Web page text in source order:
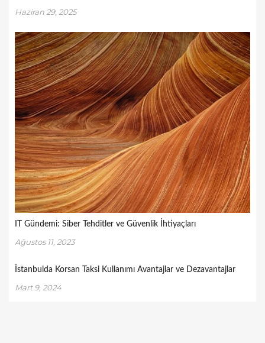
Haziran 29, 2025
IT Gündemi: Siber Tehditler ve Güvenlik İhtiyaçları
Ağustos 11, 2023
İstanbulda Korsan Taksi Kullanımı Avantajlar ve Dezavantajlar
Mart 9, 2024